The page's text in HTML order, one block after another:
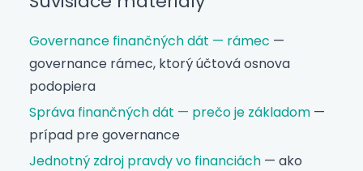
Governance finančných dát — rámec —
governance rámec, ktorý účtová osnova
podopiera
Správa finančných dát — prečo je základom —
prípad pre governance
Jednotný zdroj pravdy vo financiách — ako